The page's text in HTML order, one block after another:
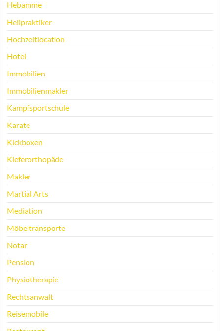
Hebamme
Heilpraktiker
Hochzeitlocation
Hotel
Immobilien
Immobilienmakler
Kampfsportschule
Karate
Kickboxen
Kieferorthopäde
Makler
Martial Arts
Mediation
Möbeltransporte
Notar
Pension
Physiotherapie
Rechtsanwalt
Reisemobile